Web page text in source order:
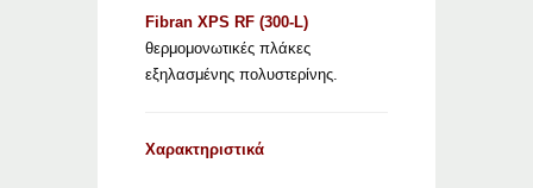
Fibran XPS RF (300-L)
θερμομονωτικές πλάκες
εξηλασμένης πολυστερίνης.
Χαρακτηριστικά